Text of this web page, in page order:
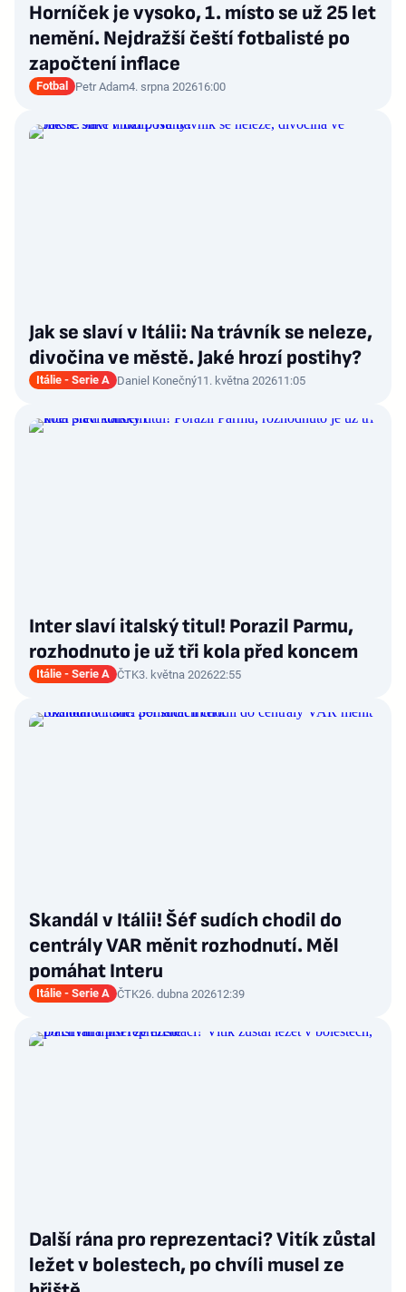
Horníček je vysoko, 1. místo se už 25 let
nemění. Nejdražší čeští fotbalisté po
započtení inflace
Fotbal Petr Adam4. srpna 202616:00
Jak se slaví v Itálii: Na trávník se neleze,
divočina ve městě. Jaké hrozí postihy?
Itálie - Serie A Daniel Konečný11. května 202611:05
Inter slaví italský titul! Porazil Parmu,
rozhodnuto je už tři kola před koncem
Itálie - Serie A ČTK3. května 202622:55
Skandál v Itálii! Šéf sudích chodil do
centrály VAR měnit rozhodnutí. Měl
pomáhat Interu
Itálie - Serie A ČTK26. dubna 202612:39
Další rána pro reprezentaci? Vitík zůstal
ležet v bolestech, po chvíli musel ze